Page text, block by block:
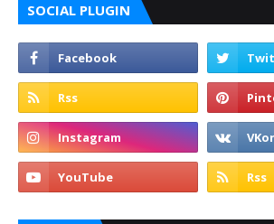
SOCIAL PLUGIN